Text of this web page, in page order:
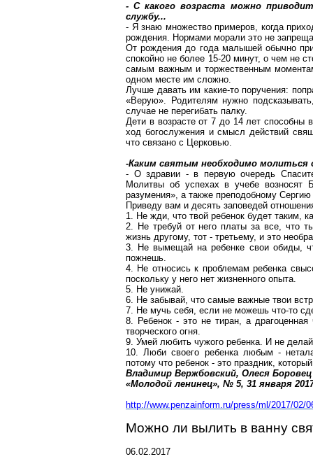
- С какого возраста можно
службу...
- Я знаю множество примеров, когда
рождения. Нормами морали это не
От рождения до года малышей обычно
спокойно не более 15-20 минут, о чем не
самым важным и торжественным
одном месте им сложно.
Лучше давать им какие-то поручения:
«Верую». Родителям нужно
случае не перегибать палку.
Дети в возрасте от 7 до 14 лет
ход богослужения и смысл действий
что связано с Церковью.
-Каким святым необходимо молиться
- О здравии - в первую очередь
Молитвы об успехах в учебе
разумения», а также преподобному
Приведу вам и десять заповедей
1. Не жди, что твой ребенок будет таким,
2. Не требуй от него платы за все, что
жизнь другому, тот - третьему, и это
3. Не вымещай наребенке свои обиды,
пожнешь.
4. Не относись к проблемам ребенка
поскольку у него нет жизненного опыта.
5. Не унижай.
6. Не забывай, что самые важные твои
7. Не мучь себя, если не можешь что-то
8. Ребенок - это не тиран, а
творческого огня.
9. Умей любить чужого ребенка. И не
10. Люби своего ребенка любым -
потому что ребенок - это праздник,
Владимир Вержбовский, Олеся Боровец
«Молодой ленинец», № 5, 31 января
http://www.penzainform.ru/press/ml/2017/02/
Можно ли вылить в ванну
06.02.2017